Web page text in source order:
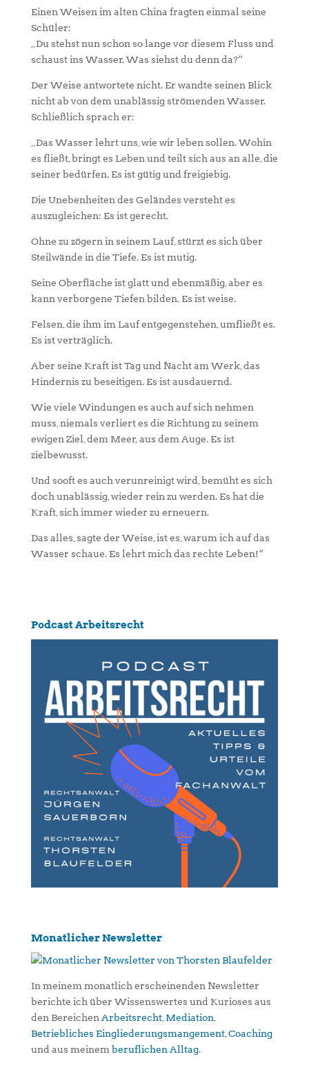
Einen Weisen im alten China fragten einmal seine
Schüler:
„Du stehst nun schon so lange vor diesem Fluss und
schaust ins Wasser. Was siehst du denn da?“
Der Weise antwortete nicht. Er wandte seinen Blick
nicht ab von dem unablässig strömenden Wasser.
Schließlich sprach er:
„Das Wasser lehrt uns, wie wir leben sollen. Wohin
es fließt, bringt es Leben und teilt sich aus an alle, die
seiner bedürfen. Es ist gütig und freigiebig.
Die Unebenheiten des Geländes versteht es
auszugleichen: Es ist gerecht.
Ohne zu zögern in seinem Lauf, stürzt es sich über
Steilwände in die Tiefe. Es ist mutig.
Seine Oberfläche ist glatt und ebenmäßig, aber es
kann verborgene Tiefen bilden. Es ist weise.
Felsen, die ihm im Lauf entgegenstehen, umfließt es.
Es ist verträglich.
Aber seine Kraft ist Tag und Nacht am Werk, das
Hindernis zu beseitigen. Es ist ausdauernd.
Wie viele Windungen es auch auf sich nehmen
muss, niemals verliert es die Richtung zu seinem
ewigen Ziel, dem Meer, aus dem Auge. Es ist
zielbewusst.
Und sooft es auch verunreinigt wird, bemüht es sich
doch unablässig, wieder rein zu werden. Es hat die
Kraft, sich immer wieder zu erneuern.
Das alles, sagte der Weise, ist es, warum ich auf das
Wasser schaue. Es lehrt mich das rechte Leben!“
Podcast Arbeitsrecht
Monatlicher Newsletter
In meinem monatlich erscheinenden Newsletter
berichte ich über Wissenswertes und Kurioses aus
den Bereichen Arbeitsrecht, Mediation
Betriebliches Eingliederungsmangement, Coaching
und aus meinem beruflichen Alltag.